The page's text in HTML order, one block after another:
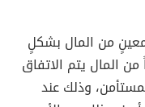
معينٍ من المال بشكلٍ
المال يتم الاتفاق
وذلك عند